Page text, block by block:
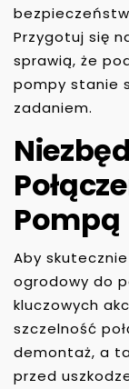
Przygotuj się
sprawią, że
pompy stanie
zadaniem.
Pompą
Aby
ogrodowy do
kluczowych
szczelność
demontaż, a
przed